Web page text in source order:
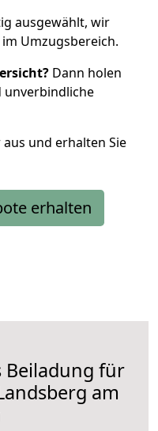
ausgewählt, wir
Umzugsbereich.
Dann holen
unverbindliche
und erhalten Sie
erhalten
Beiladung für
am